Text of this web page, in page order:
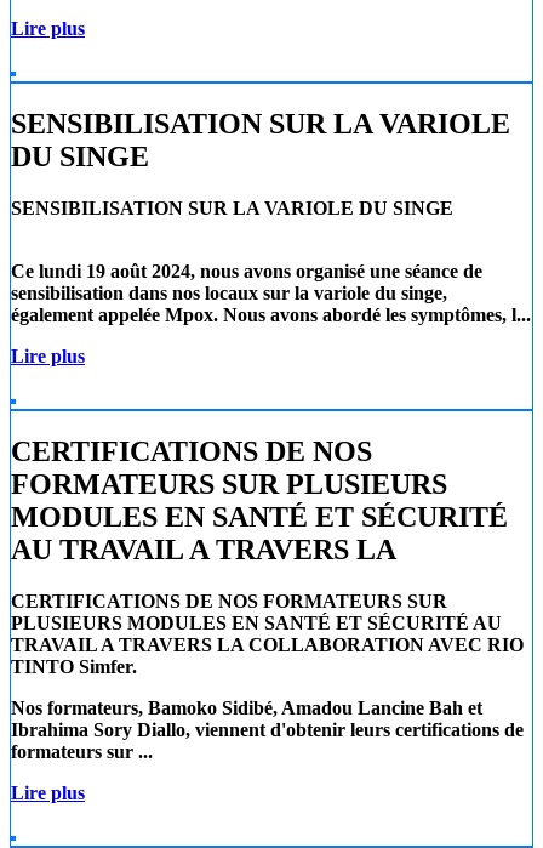
Lire plus
SENSIBILISATION SUR LA VARIOLE
DU SINGE
SENSIBILISATION SUR LA VARIOLE DU SINGE
Ce lundi 19 août 2024, nous avons organisé une séance de
sensibilisation dans nos locaux sur la variole du singe,
également appelée Mpox. Nous avons abordé les symptômes, l...
Lire plus
CERTIFICATIONS DE NOS
FORMATEURS SUR PLUSIEURS
MODULES EN SANTÉ ET SÉCURITÉ
AU TRAVAIL A TRAVERS LA
CERTIFICATIONS DE NOS FORMATEURS SUR
PLUSIEURS MODULES EN SANTÉ ET SÉCURITÉ AU
TRAVAIL A TRAVERS LA COLLABORATION AVEC RIO
TINTO Simfer.
Nos formateurs, Bamoko Sidibé, Amadou Lancine Bah et
Ibrahima Sory Diallo, viennent d'obtenir leurs certifications de
formateurs sur ...
Lire plus